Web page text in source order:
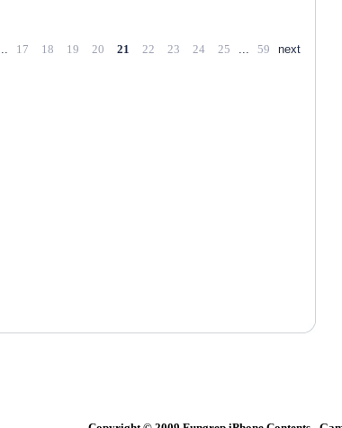
17 18 19 20 21 22 23 24 25 ... 59 next